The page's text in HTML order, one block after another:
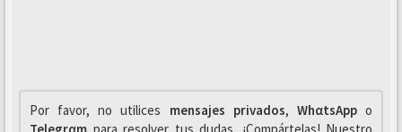
Por favor, no utilices mensajes privados, WhαtsAppo